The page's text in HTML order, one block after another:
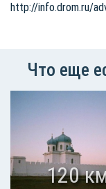
http://info.drom.ru/
Что еще
120